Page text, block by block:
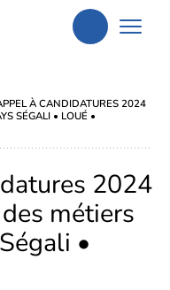
Aller
recherche
À CANDIDATURES 2024
SÉGALI • LOUÉ •
2024
métiers
•